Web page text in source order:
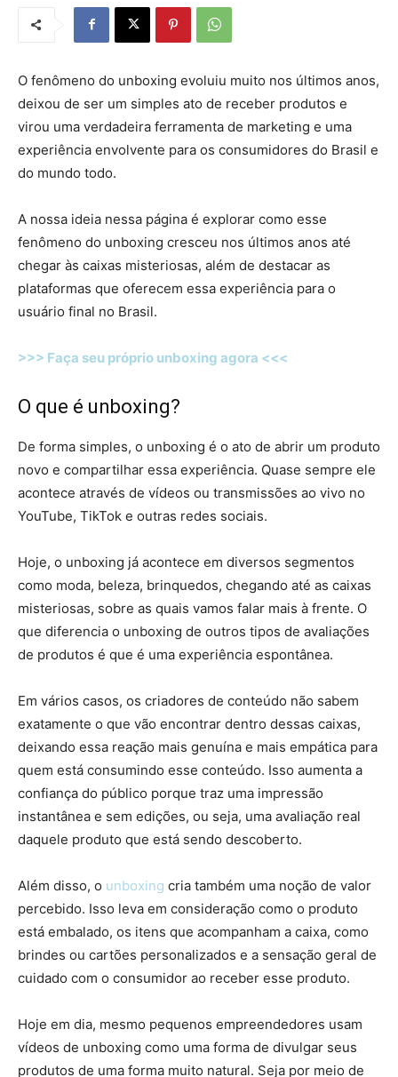
O fenômeno do unboxing evoluiu muito nos últimos anos,
deixou de ser um simples ato de receber produtos e
virou uma verdadeira ferramenta de marketing e uma
experiência envolvente para os consumidores do Brasil e
do mundo todo.
A nossa ideia nessa página é explorar como esse
fenômeno do unboxing cresceu nos últimos anos até
chegar às caixas misteriosas, além de destacar as
plataformas que oferecem essa experiência para o
usuário final no Brasil.
>>> Faça seu próprio unboxing agora <<<
O que é unboxing?
De forma simples, o unboxing é o ato de abrir um produto
novo e compartilhar essa experiência. Quase sempre ele
acontece através de vídeos ou transmissões ao vivo no
YouTube, TikTok e outras redes sociais.
Hoje, o unboxing já acontece em diversos segmentos
como moda, beleza, brinquedos, chegando até as caixas
misteriosas, sobre as quais vamos falar mais à frente. O
que diferencia o unboxing de outros tipos de avaliações
de produtos é que é uma experiência espontânea.
Em vários casos, os criadores de conteúdo não sabem
exatamente o que vão encontrar dentro dessas caixas,
deixando essa reação mais genuína e mais empática para
quem está consumindo esse conteúdo. Isso aumenta a
confiança do público porque traz uma impressão
instantânea e sem edições, ou seja, uma avaliação real
daquele produto que está sendo descoberto.
Além disso, o unboxing cria também uma noção de valor
percebido. Isso leva em consideração como o produto
está embalado, os itens que acompanham a caixa, como
brindes ou cartões personalizados e a sensação geral de
cuidado com o consumidor ao receber esse produto.
Hoje em dia, mesmo pequenos empreendedores usam
vídeos de unboxing como uma forma de divulgar seus
produtos de uma forma muito natural. Seja por meio de